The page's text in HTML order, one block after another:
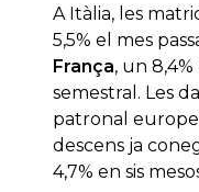
A Itàlia, les
5,5% el mes
França, un 8,4%
semestral. Les
patronal
descens ja
4,7% en sis